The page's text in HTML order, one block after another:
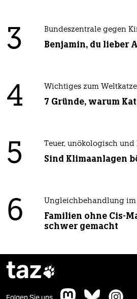
3 Bundeszentrale gegen
Benjamin, du lieber
4 Wichtiges zum
7 Gründe, warum
5 Teuer, unökologisch und
Sind Klimaanlagen
6 Ungleichbehandlung im
Familien ohne Cis-
schwer gemacht
taz